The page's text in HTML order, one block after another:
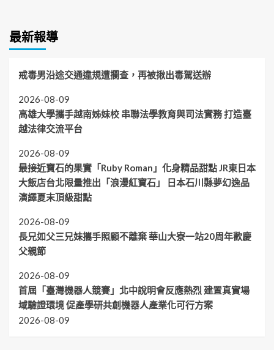
最新報導
戒毒男沿途交通違規遭攔查，再被揪出毒駕送辦
2026-08-09
高雄大學攜手越南姊妹校 串聯法學教育與司法實務 打造臺
越法律交流平台
2026-08-09
最接近寶石的果實「Ruby Roman」化身精品甜點 JR東日本
大飯店台北限量推出「浪漫紅寶石」 日本石川縣夢幻逸品
演繹夏末頂級甜點
2026-08-09
長兄如父三兄妹攜手照顧不離棄 華山大寮一站20周年歡慶
父親節
2026-08-09
首屆「臺灣機器人競賽」北中說明會反應熱烈 建置真實場
域驗證環境 促產學研共創機器人產業化可行方案
2026-08-09